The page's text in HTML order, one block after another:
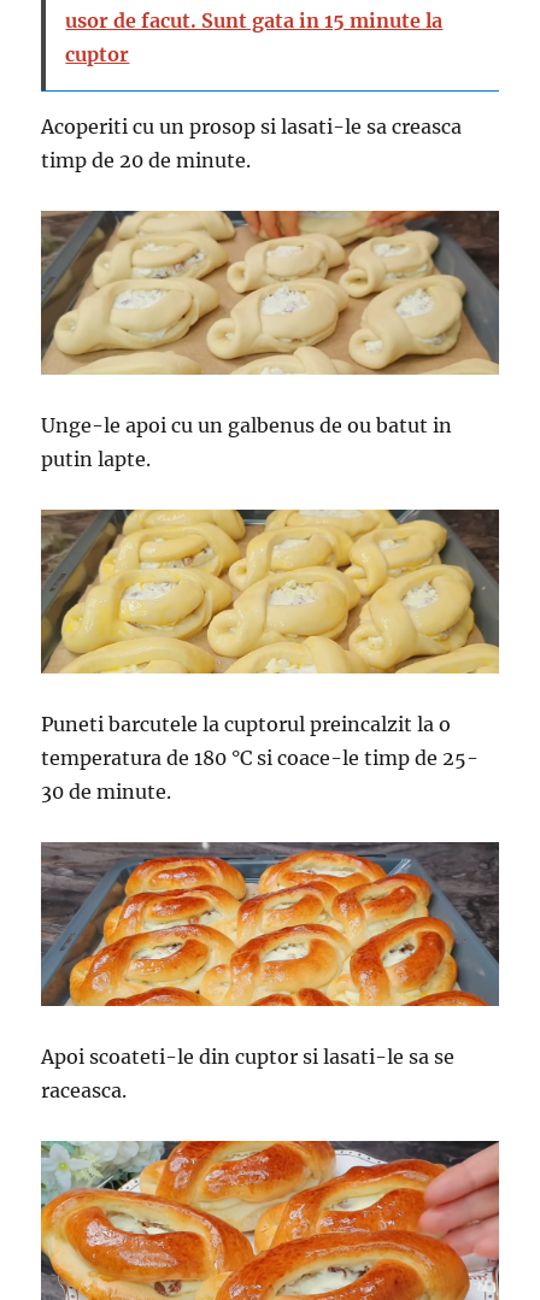
usor de facut. Sunt gata in 15 minute la
cuptor
Acoperiti cu un prosop si lasati-le sa creasca
timp de 20 de minute.
Unge-le apoi cu un galbenus de ou batut in
putin lapte.
Puneti barcutele la cuptorul preincalzit la o
temperatura de 180 °C si coace-le timp de 25-
30 de minute.
Apoi scoateti-le din cuptor si lasati-le sa se
raceasca.